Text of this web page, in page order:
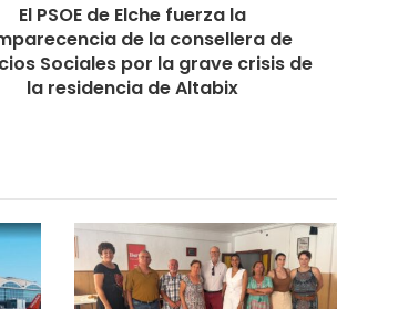
El PSOE de Elche fuerza la
de la consellera de
Sociales por la grave crisis de
la residencia de Altabix